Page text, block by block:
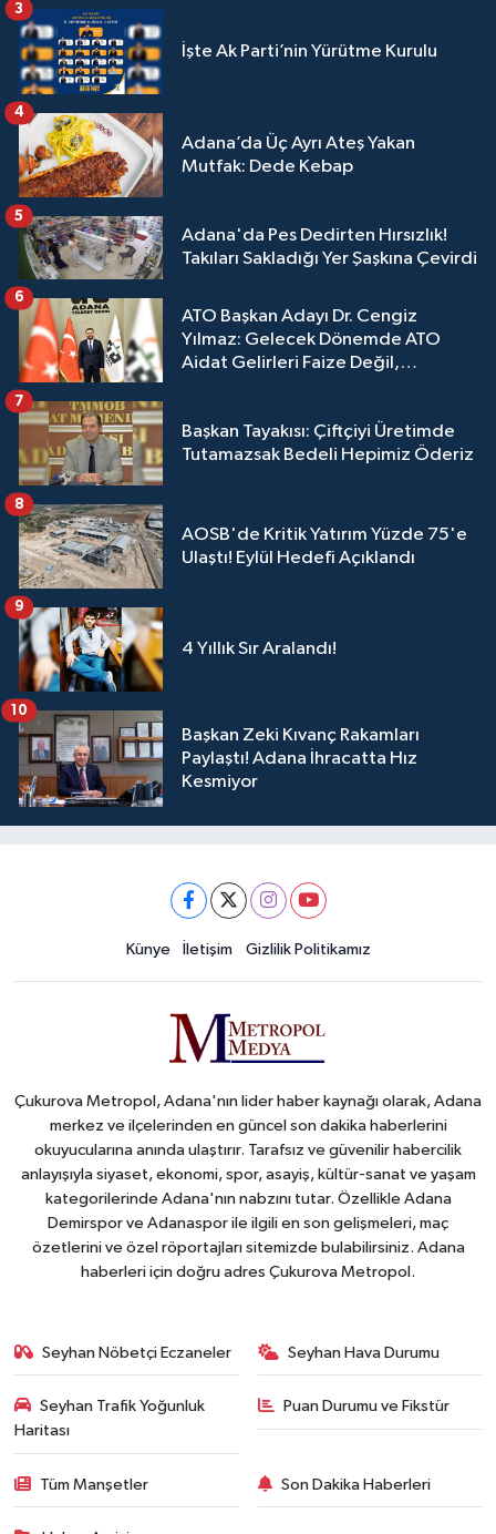
İşte Ak Parti’nin Yürütme Kurulu
3
Adana’da Üç Ayrı Ateş Yakan
Mutfak: Dede Kebap
4
Adana'da Pes Dedirten Hırsızlık!
Takıları Sakladığı Yer Şaşkına Çevirdi
5
ATO Başkan Adayı Dr. Cengiz
Yılmaz: Gelecek Dönemde ATO
Aidat Gelirleri Faize Değil,
6
Başkan Tayakısı: Çiftçiyi Üretimde
Tutamazsak Bedeli Hepimiz Öderiz
7
AOSB'de Kritik Yatırım Yüzde 75'e
Ulaştı! Eylül Hedefi Açıklandı
8
4 Yıllık Sır Aralandı!
9
Başkan Zeki Kıvanç Rakamları
Paylaştı! Adana İhracatta Hız
Kesmiyor
10
Künye İletişim Gizlilik Politikamız
Çukurova Metropol, Adana'nın lider haber kaynağı olarak, Adana
merkez ve ilçelerinden en güncel son dakika haberlerini
okuyucularına anında ulaştırır. Tarafsız ve güvenilir habercilik
anlayışıyla siyaset, ekonomi, spor, asayiş, kültür-sanat ve yaşam
kategorilerinde Adana'nın nabzını tutar. Özellikle Adana
Demirspor ve Adanaspor ile ilgili en son gelişmeleri, maç
özetlerini ve özel röportajları sitemizde bulabilirsiniz. Adana
haberleri için doğru adres Çukurova Metropol.
Seyhan Nöbetçi Eczaneler Seyhan Hava Durumu
Seyhan Trafik Yoğunluk
Haritası
Puan Durumu ve Fikstür
Tüm Manşetler Son Dakika Haberleri